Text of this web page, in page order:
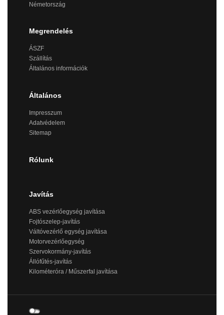
Németország
Megrendelés
ÁSZF
Szállítás
Általános információk
Általános
Impresszum
Adatvédelem
Sitemap
Rólunk
Javítás
ABS vezérlőegység javítása
Fojtószelep-javítás
Váltóvezérlő egység javítása
Motorvezérlőegység
Szervokormány-javítás
Állófűtés-javítás
Kilométeróra / Műszerfal javítása